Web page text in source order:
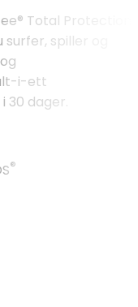
Total Protection
spiller og
i-ett
dager.
®